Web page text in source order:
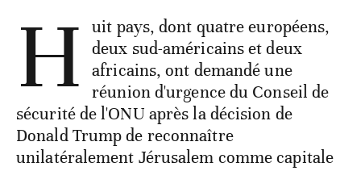
H
uit pays, dont quatre européens,
deux sud-américains et deux
africains, ont demandé une
réunion d'urgence du Conseil de
sécurité de l'ONU après la décision de
Donald Trump de reconnaître
unilatéralement Jérusalem comme capitale